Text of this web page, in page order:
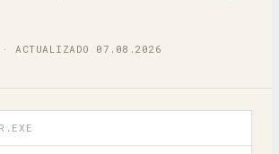
· ACTUALIZADO 07.08.2026